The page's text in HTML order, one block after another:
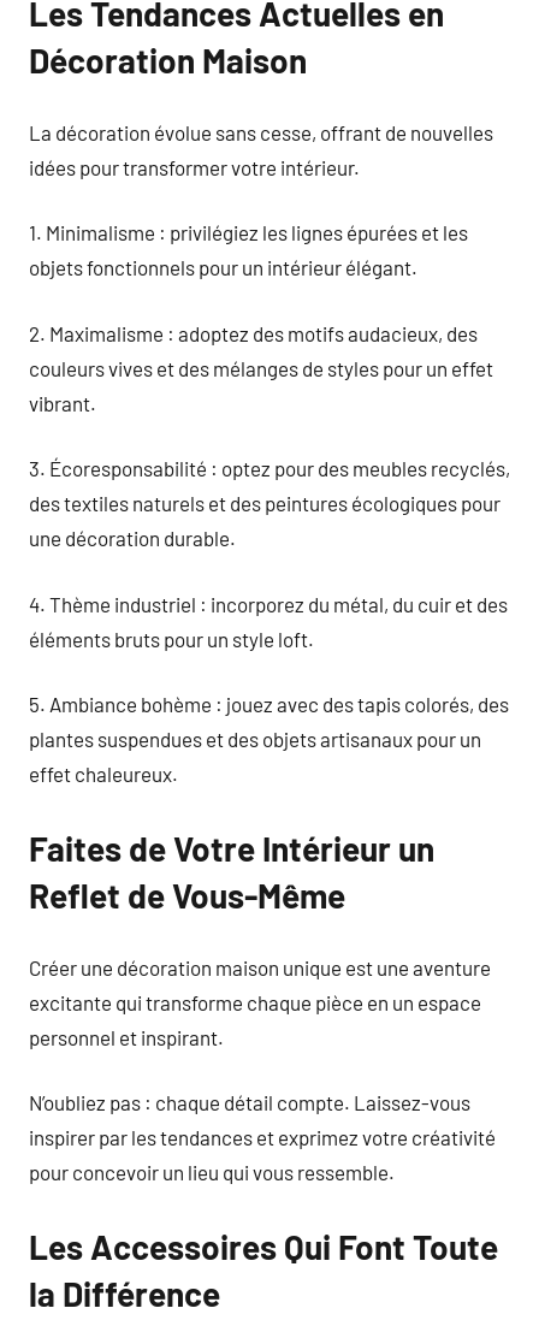
Les Tendances Actuelles en
Décoration Maison
La décoration évolue sans cesse, offrant de nouvelles
idées pour transformer votre intérieur.
1. Minimalisme : privilégiez les lignes épurées et les
objets fonctionnels pour un intérieur élégant.
2. Maximalisme : adoptez des motifs audacieux, des
couleurs vives et des mélanges de styles pour un effet
vibrant.
3. Écoresponsabilité : optez pour des meubles recyclés,
des textiles naturels et des peintures écologiques pour
une décoration durable.
4. Thème industriel : incorporez du métal, du cuir et des
éléments bruts pour un style loft.
5. Ambiance bohème : jouez avec des tapis colorés, des
plantes suspendues et des objets artisanaux pour un
effet chaleureux.
Faites de Votre Intérieur un
Reflet de Vous-Même
Créer une décoration maison unique est une aventure
excitante qui transforme chaque pièce en un espace
personnel et inspirant.
N’oubliez pas : chaque détail compte. Laissez-vous
inspirer par les tendances et exprimez votre créativité
pour concevoir un lieu qui vous ressemble.
Les Accessoires Qui Font Toute
la Différence